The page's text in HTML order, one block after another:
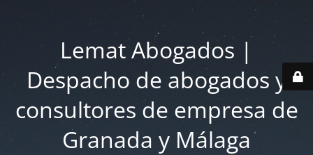
Lemat Abogados |
Despacho de abogados y
consultores de empresa de
Granada y Málaga